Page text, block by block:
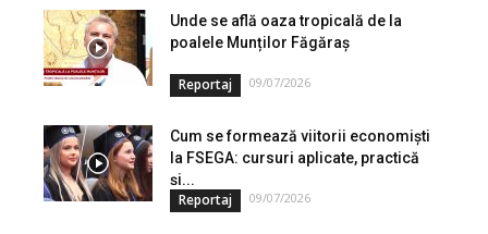
Unde se află oaza tropicală de la
poalele Munților Făgăraș
Reportaj 09/07/2026
Cum se formează viitorii economiști
la FSEGA: cursuri aplicate, practică
și...
Reportaj 09/07/2026